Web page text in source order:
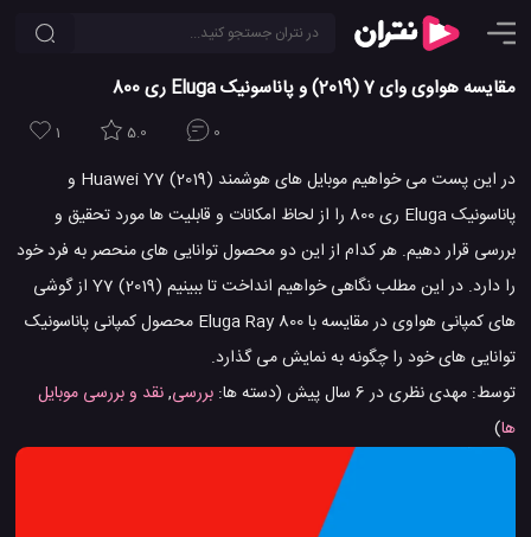
مقایسه هواوی وای 7 (2019) و پاناسونیک Eluga ری 800
1 5.0 0
در این پست می خواهیم موبایل های هوشمند Huawei Y7 (2019) و
پاناسونیک Eluga ری 800 را از لحاظ امکانات و قابلیت ها مورد تحقیق و
بررسی قرار دهیم. هر کدام از این دو محصول توانایی های منحصر به فرد خود
را دارد. در این مطلب نگاهی خواهیم انداخت تا ببینیم Y7 (2019) از گوشی
های کمپانی هواوی در مقایسه با Eluga Ray 800 محصول کمپانی پاناسونیک
توانایی های خود را چگونه به نمایش می گذارد.
توسط: مهدی نظریدر6 سال پیش (دسته ها: بررسی,نقد و بررسی موبایل
ها)